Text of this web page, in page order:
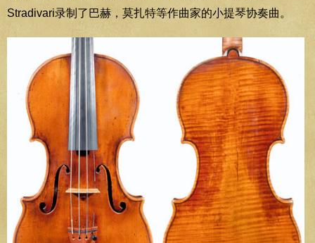
Stradivari录制了巴赫，莫扎特等作曲家的小提琴协奏曲。